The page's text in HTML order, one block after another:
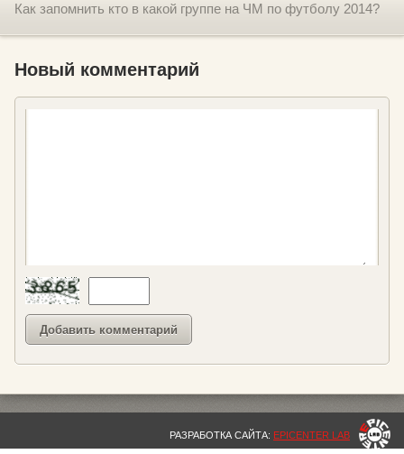
Как запомнить кто в какой группе на ЧМ по футболу 2014?
Новый комментарий
РАЗРАБОТКА САЙТА: EPICENTER LAB